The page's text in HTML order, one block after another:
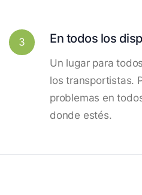
3 En todos los
Un lugar para
los transportistas.
problemas en
donde estés.